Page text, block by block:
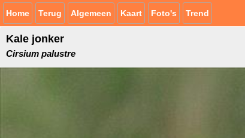
Home Terug Algemeen Kaart Foto's Trend
Kale jonker
Cirsium palustre